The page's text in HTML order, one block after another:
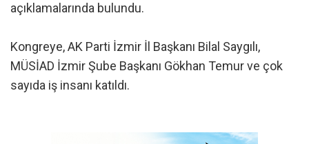
açıklamalarında bulundu.
Kongreye, AK Parti İzmir İl Başkanı Bilal Saygılı,
MÜSİAD İzmir Şube Başkanı Gökhan Temur ve çok
sayıda iş insanı katıldı.